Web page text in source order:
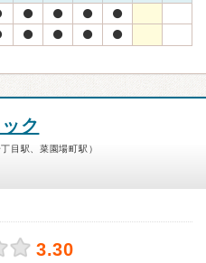
ク
目駅、菜園場町駅）
3.30